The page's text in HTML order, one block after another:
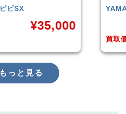
ビビSX
¥35,000
買取
もっと見る